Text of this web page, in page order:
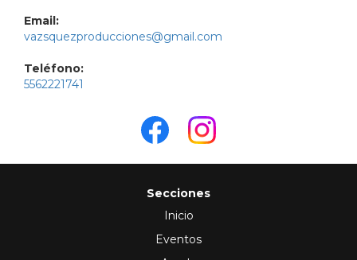
Email:
vazsquezproducciones@gmail.com
Teléfono:
5562221741
Secciones
Inicio
Eventos